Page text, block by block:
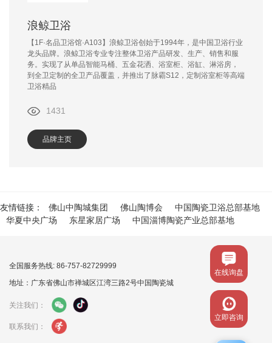
浪鲸卫浴
【1F·名品卫浴馆·A103】浪鲸卫浴创始于1994年，是中国卫浴行业
龙头品牌。浪鲸卫浴专业专注整体卫浴产品研发、生产、销售和服
务。实现了从单品智能马桶、五金花洒、浴室柜、浴缸、淋浴房，
到全卫定制的全卫产品覆盖，并推出了脉霸S12，定制浴室柜等高端
卫浴精品
1431
品牌主页
友情链接： 佛山中陶城集团 佛山陶博会
中国陶瓷卫浴总部基地
华夏中央广场
东星家居广场 中国淄博陶瓷产业总部基地
全国服务热线: 86-757-82729999
地址：广东省佛山市禅城区江湾三路2号中国陶瓷城
关注我们：
联系我们：
在线询盘
立即咨询